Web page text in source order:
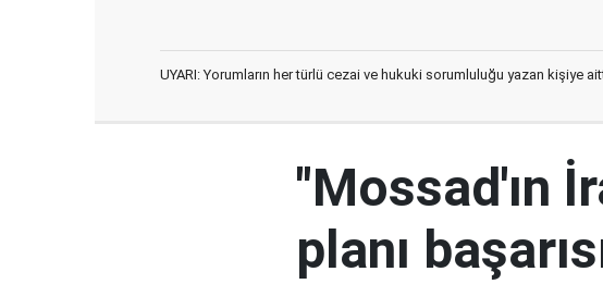
UYARI: Yorumların her türlü cezai ve hukuki sorumluluğu yazan kişiye
"Mossad'ın
planı